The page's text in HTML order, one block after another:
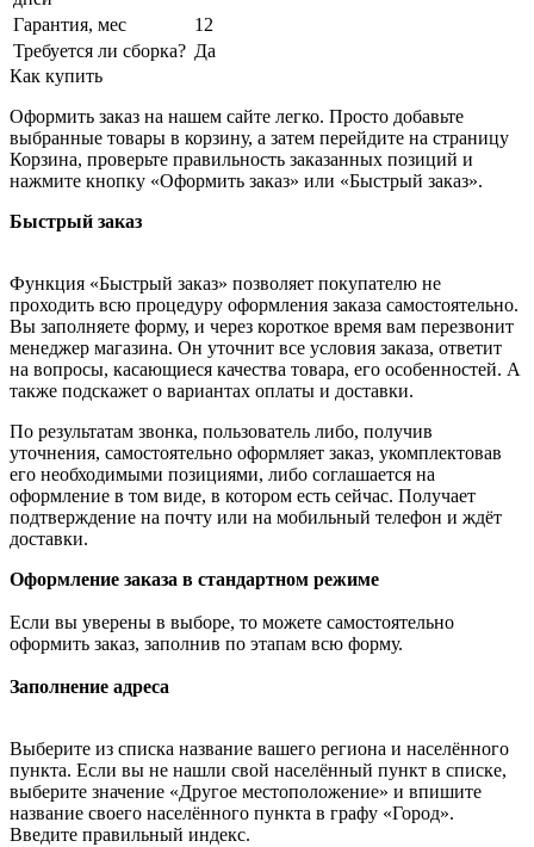
Гарантия, мес
12
Требуется ли сборка? Да
Как купить
Оформить заказ на нашем сайте легко. Просто добавьте
выбранные товары в корзину, а затем перейдите на страницу
Корзина, проверьте правильность заказанных позиций и
нажмите кнопку «Оформить заказ» или «Быстрый заказ».
Быстрый заказ
Функция «Быстрый заказ» позволяет покупателю не
проходить всю процедуру оформления заказа самостоятельно.
Вы заполняете форму, и через короткое время вам перезвонит
менеджер магазина. Он уточнит все условия заказа, ответит
на вопросы, касающиеся качества товара, его особенностей. А
также подскажет о вариантах оплаты и доставки.
По результатам звонка, пользователь либо, получив
уточнения, самостоятельно оформляет заказ, укомплектовав
его необходимыми позициями, либо соглашается на
оформление в том виде, в котором есть сейчас. Получает
подтверждение на почту или на мобильный телефон и ждёт
доставки.
Оформление заказа в стандартном режиме
Если вы уверены в выборе, то можете самостоятельно
оформить заказ, заполнив по этапам всю форму.
Заполнение адреса
Выберите из списка название вашего региона и населённого
пункта. Если вы не нашли свой населённый пункт в списке,
выберите значение «Другое местоположение» и впишите
название своего населённого пункта в графу «Город».
Введите правильный индекс.